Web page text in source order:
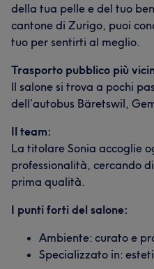
della tua pelle e del tuo
cantone di Zurigo, puoi
tuo per sentirti al meglio.
Trasporto pubblico più
Il salone si trova a pochi
dell’autobus Bäretswil,
Il team:
La titolare Sonia accoglie
professionalità, cercando
prima qualità.
I punti forti del salone:
Ambiente: curato e
Specializzato in: